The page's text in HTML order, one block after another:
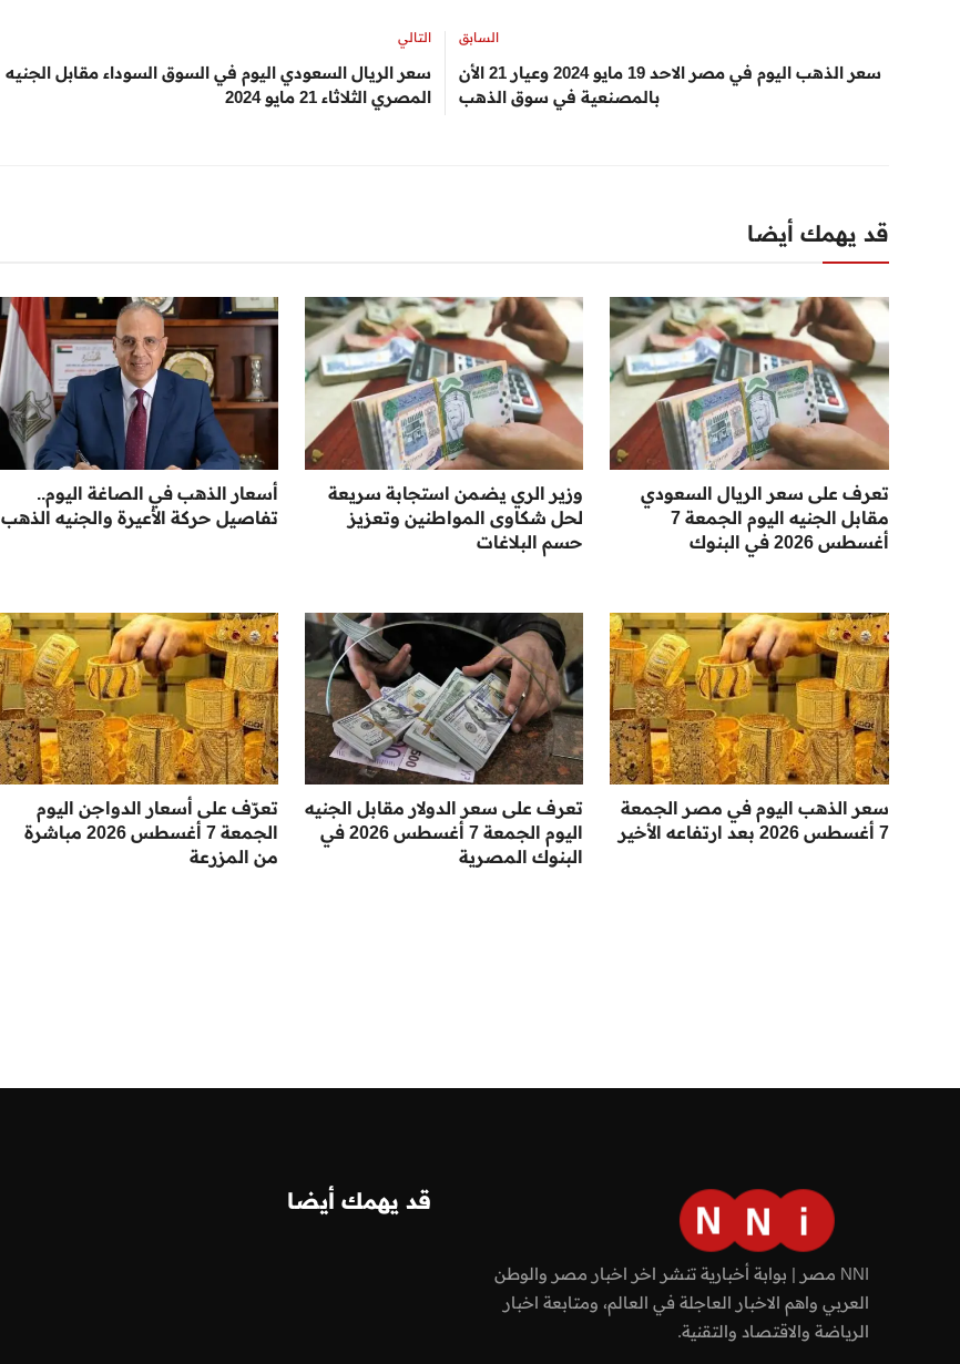
السابق
سعر الذهب اليوم في مصر الاحد 19 مايو 2024 وعيار 21 الأن
بالمصنعية في سوق الذهب
التالي
سعر الريال السعودي اليوم في السوق السوداء مقابل الجنيه
المصري الثلاثاء 21 مايو 2024
قد يهمك أيضا
تعرف على سعر الريال السعودي
مقابل الجنيه اليوم الجمعة 7
أغسطس 2026 في البنوك
وزير الري يضمن استجابة سريعة
لحل شكاوى المواطنين وتعزيز
حسم البلاغات
أسعار الذهب في الصاغة اليوم..
تفاصيل حركة الأعيرة والجنيه الذهب
سعر الذهب اليوم في مصر الجمعة
7 أغسطس 2026 بعد ارتفاعه الأخير
تعرف على سعر الدولار مقابل الجنيه
اليوم الجمعة 7 أغسطس 2026 في
البنوك المصرية
تعرّف على أسعار الدواجن اليوم
الجمعة 7 أغسطس 2026 مباشرة
من المزرعة
NNI مصر | بوابة أخبارية تنشر اخر اخبار مصر والوطن
العربي واهم الاخبار العاجلة في العالم، ومتابعة اخبار
الرياضة والاقتصاد والتقنية.
قد يهمك أيضا